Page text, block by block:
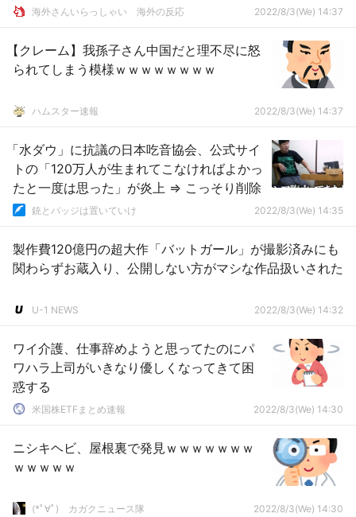
海外さんいらっしゃい 海外の反応 2022/8/3(We) 14:37
【クレーム】我孫子さん中国だと理不尽に怒
られてしまう模様ｗｗｗｗｗｗｗｗ
ハムスター速報 2022/8/3(We) 14:37
「水ダウ」に抗議の日本吃音協会、公式サイ
トの「120万人が生まれてこなければよかっ
たと一度は思った」が炎上 ⇒ こっそり削除
銃とバッジは置いていけ 2022/8/3(We) 14:35
製作費120億円の超大作「バットガール」が撮影済みにも
関わらずお蔵入り、公開しない方がマシな作品扱いされた
U-1 NEWS 2022/8/3(We) 14:32
ワイ介護、仕事辞めようと思ってたのにパ
ワハラ上司がいきなり優しくなってきて困
惑する
米国株ETFまとめ速報 2022/8/3(We) 14:30
ニシキヘビ、屋根裏で発見ｗｗｗｗｗｗｗ
ｗｗｗｗｗ
(*ﾟ∀ﾟ)ゞカガクニュース隊 2022/8/3(We) 14:30